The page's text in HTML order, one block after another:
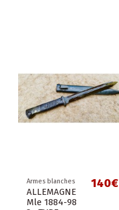
Armes blanches
ALLEMAGNE
Mle 1884-98
140€